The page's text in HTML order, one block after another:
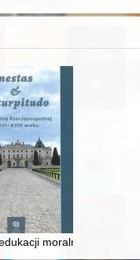
moralnej synów